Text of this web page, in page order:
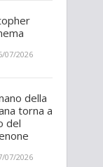
07/2026
della
torna a
del
07/2026